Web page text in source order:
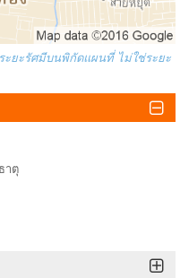
ะยะรัศมีบนพิกัดแผนที่ ไม่ใช่ระยะ
าตุ